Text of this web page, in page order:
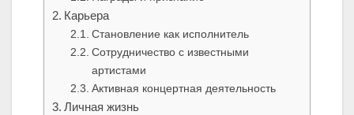
Карьера
Становление как исполнитель
Сотрудничество с известными
артистами
Активная концертная деятельность
Личная жизнь